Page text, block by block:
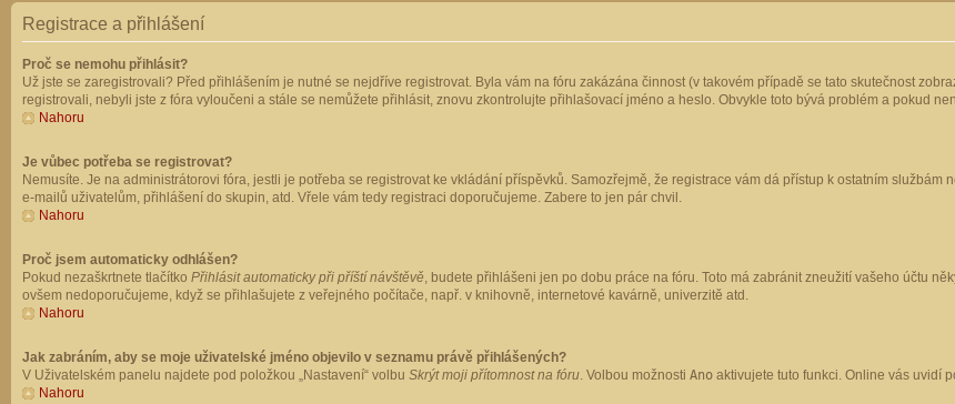
Registrace a přihlášení
Proč se nemohu přihlásit?
Už jste se zaregistrovali? Před přihlášením je nutné se nejdříve registrovat. Byla vám na fóru zakázána činnost (v takovém případě se tato skutečnost
registrovali, nebyli jste z fóra vyloučeni a stále se nemůžete přihlásit, znovu zkontrolujte přihlašovací jméno a heslo. Obvykle toto bývá problém a pokud
Nahoru
Je vůbec potřeba se registrovat?
Nemusíte. Je na administrátorovi fóra, jestli je potřeba se registrovat ke vkládání příspěvků. Samozřejmě, že registrace vám dá přístup k ostatním
e-mailů uživatelům, přihlášení do skupin, atd. Vřele vám tedy registraci doporučujeme. Zabere to jen pár chvil.
Nahoru
Proč jsem automaticky odhlášen?
Pokud nezaškrtnete tlačítko Přihlásit automaticky při příští návštěvě, budete přihlášeni jen po dobu práce na fóru. Toto má zabránit zneužití vašeho účtu
ovšem nedoporučujeme, když se přihlašujete z veřejného počítače, např. v knihovně, internetové kavárně, univerzitě atd.
Nahoru
Jak zabráním, aby se moje uživatelské jméno objevilo v seznamu právě přihlášených?
V Uživatelském panelu najdete pod položkou „Nastavení“ volbu Skrýt moji přítomnost na fóru. Volbou možnosti Ano aktivujete tuto funkci. Online vás uvidí
Nahoru